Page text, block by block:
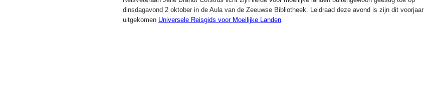
dinsdagavond 2 oktober in de Aula van de Zeeuwse Bibliotheek. Leidraad deze avond is zijn dit voorjaar
uitgekomen Universele Reisgids voor Moeilijke Landen.